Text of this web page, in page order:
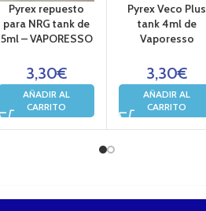
Pyrex repuesto
para NRG tank de
5ml – VAPORESSO
3,30€
AÑADIR AL
CARRITO
Pyrex Veco Plus
tank 4ml de
Vaporesso
3,30€
AÑADIR AL
CARRITO